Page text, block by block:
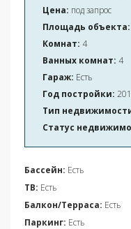
Цена: под запрос
Площадь объекта:
Комнат: 4
Ванных комнат: 4
Гараж: Есть
Год постройки:
Тип
Статус
Бассейн: Есть
ТВ: Есть
Балкон/Терраса: Есть
Паркинг: Есть